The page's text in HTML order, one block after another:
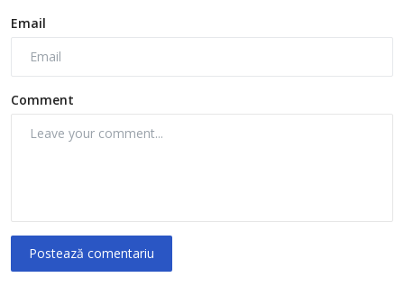
Email
Comment
Postează comentariu